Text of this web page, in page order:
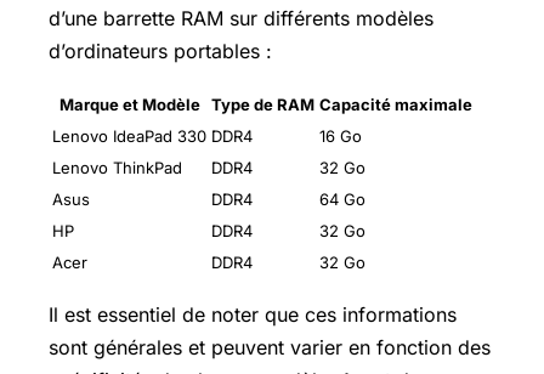
d’une barrette RAM sur différents modèles
d’ordinateurs portables :
Marque et Modèle Type de RAM Capacité maximale
Lenovo IdeaPad 330 DDR4
16 Go
Lenovo ThinkPad
DDR4
32 Go
Asus
DDR4
64 Go
HP
DDR4
32 Go
Acer
DDR4 32 Go
Il est essentiel de noter que ces informations
sont générales et peuvent varier en fonction des